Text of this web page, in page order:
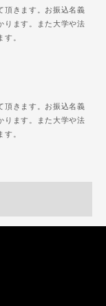
頂きます。お振込名義
ります。また大学や法
す。
頂きます。お振込名義
ります。また大学や法
す。